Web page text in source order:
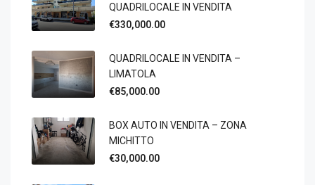
QUADRILOCALE IN VENDITA
€330,000.00
QUADRILOCALE IN VENDITA –
LIMATOLA
€85,000.00
BOX AUTO IN VENDITA – ZONA
MICHITTO
€30,000.00